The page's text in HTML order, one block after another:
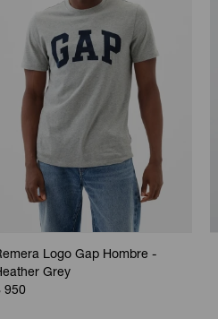
Logo Gap Hombre -
Grey
950